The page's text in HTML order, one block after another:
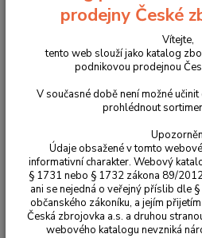
Bunda Helikon Urban
StormStretch® - černá
Bunda Helikon
Softshell Jacket® -
StormStretch® -
prodejny České
Vítejte,
tento web slouží jako katalog
podnikovou prodejnou
V současné době není možné
prohlédnout
Údaje obsažené v tomto
informativní charakter. Webový
§ 1731 nebo § 1732 zákona 89/
ani se nejedná o veřejný příslib dle
občanského zákoníku, a jejím
Česká zbrojovka a.s. a druhou
webového katalogu nevzniká